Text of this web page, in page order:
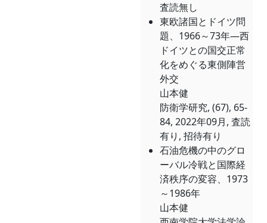
査読無し
東欧諸国とドイツ問
題、1966～73年―西
ドイツとの国交正常
化をめぐる東側陣営
外交
山本健
防衛学研究, (67), 65-
84, 2022年09月, 査読
有り, 招待有り
石油危機の中のグロ
ーバル冷戦と国際経
済秩序の変容、1973
～1986年
山本健